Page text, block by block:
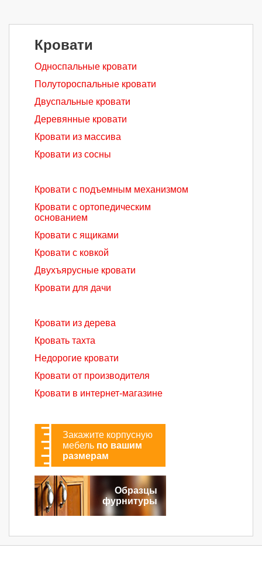
Кровати
Односпальные кровати
Полутороспальные кровати
Двуспальные кровати
Деревянные кровати
Кровати из массива
Кровати из сосны
Кровати с подъемным механизмом
Кровати с ортопедическим
основанием
Кровати с ящиками
Кровати с ковкой
Двухъярусные кровати
Кровати для дачи
Кровати из дерева
Кровать тахта
Недорогие кровати
Кровати от производителя
Кровати в интернет-магазине
Закажите корпусную
мебель по вашим
размерам
Образцы
фурнитуры